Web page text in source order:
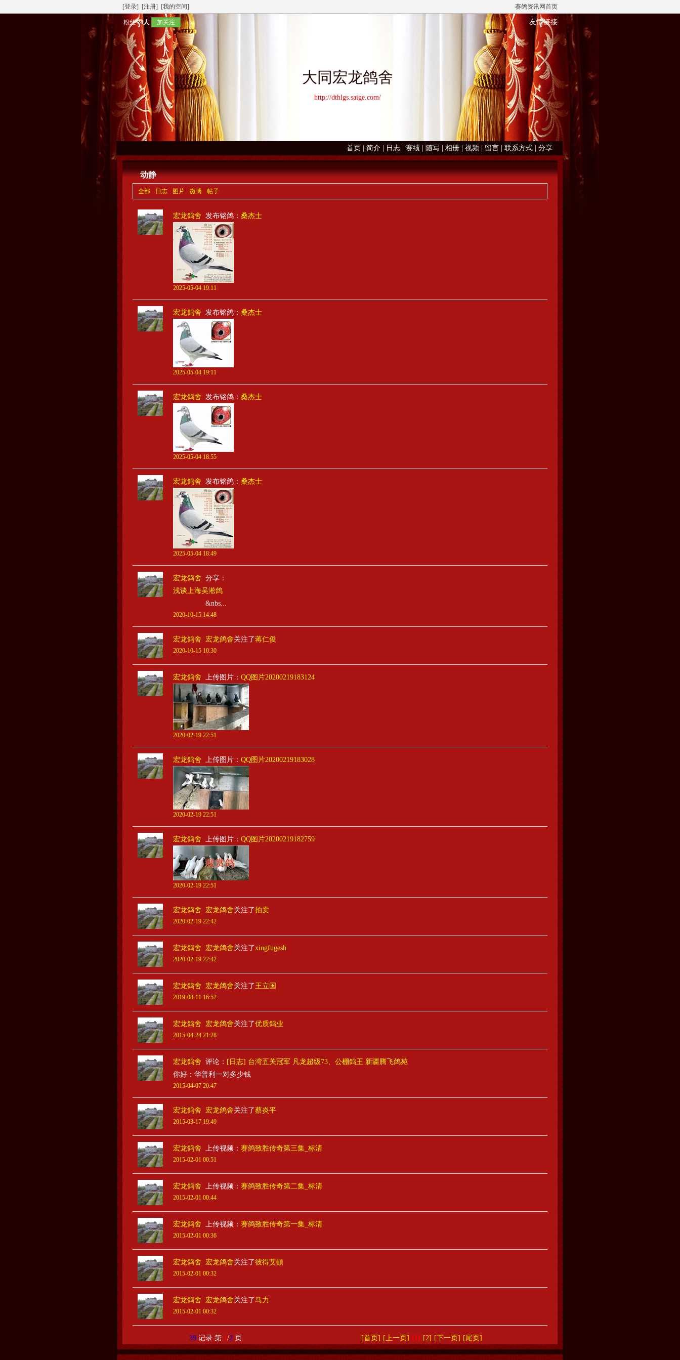
[登录] [注册] [我的空间] 赛鸽资讯网首页
粉丝24人 加关注 友情链接
大同宏龙鸽舍
http://dthlgs.saige.com/
首页 简介 日志 赛绩 随写 相册 视频 留言 联系方式 分享
动静
全部 日志 图片 微博 帖子
宏龙鸽舍 发布铭鸽： 桑杰士
2025-05-04 19:11
宏龙鸽舍 发布铭鸽： 桑杰士
2025-05-04 19:11
宏龙鸽舍 发布铭鸽： 桑杰士
2025-05-04 18:55
宏龙鸽舍 发布铭鸽： 桑杰士
2025-05-04 18:49
宏龙鸽舍 分享：
浅谈上海吴淞鸽
&nbs...
2020-10-15 14:48
宏龙鸽舍 宏龙鸽舍关注了蒋仁俊
2020-10-15 10:30
宏龙鸽舍 上传图片： QQ图片20200219183124
2020-02-19 22:51
宏龙鸽舍 上传图片： QQ图片20200219183028
2020-02-19 22:51
宏龙鸽舍 上传图片： QQ图片20200219182759
2020-02-19 22:51
宏龙鸽舍 宏龙鸽舍关注了拍卖
2020-02-19 22:42
宏龙鸽舍 宏龙鸽舍关注了xingfugesh
2020-02-19 22:42
宏龙鸽舍 宏龙鸽舍关注了王立国
2019-08-11 16:52
宏龙鸽舍 宏龙鸽舍关注了优质鸽业
2015-04-24 21:28
宏龙鸽舍 评论： [日志] 台湾五关冠军 凡龙超级73、公棚鸽王 新疆腾飞鸽苑
你好：华普利一对多少钱
2015-04-07 20:47
宏龙鸽舍 宏龙鸽舍关注了蔡炎平
2015-03-17 19:49
宏龙鸽舍 上传视频： 赛鸽致胜传奇第三集_标清
2015-02-01 00:51
宏龙鸽舍 上传视频： 赛鸽致胜传奇第二集_标清
2015-02-01 00:44
宏龙鸽舍 上传视频： 赛鸽致胜传奇第一集_标清
2015-02-01 00:36
宏龙鸽舍 宏龙鸽舍关注了彼得艾頓
2015-02-01 00:32
宏龙鸽舍 宏龙鸽舍关注了马力
2015-02-01 00:32
39 记录 第 1/2 页 [首页] [上一页] [1] [2] [下一页] [尾页]